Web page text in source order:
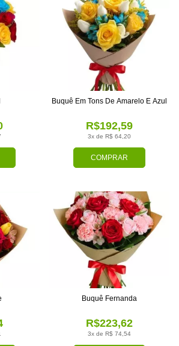
COMPRAR
3x de R$ 64,20
R$192,59
Buquê Em Tons De Amarelo E Azul
3x de R$ 74,54
R$223,62
Buquê Fernanda